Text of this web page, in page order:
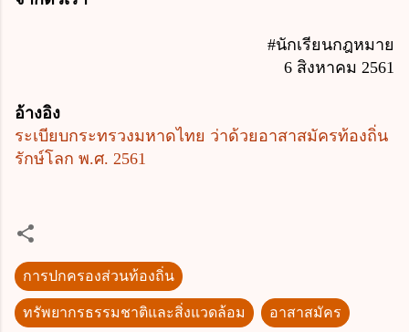
#นักเรียนกฎหมาย
6 สิงหาคม 2561
อ้างอิง
ระเบียบกระทรวงมหาดไทย ว่าด้วยอาสาสมัครท้องถิ่น
รักษ์โลก พ.ศ. 2561
การปกครองส่วนท้องถิ่น
ทรัพยากรธรรมชาติและสิ่งแวดล้อม อาสาสมัคร